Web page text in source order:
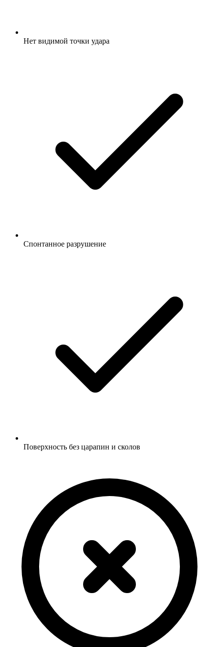
Нет видимой точки удара
Спонтанное разрушение
Поверхность без царапин и сколов